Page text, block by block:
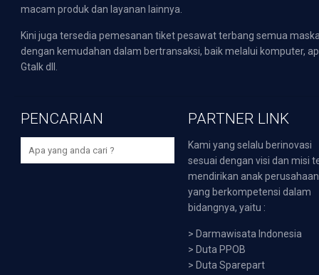
macam produk dan layanan lainnya.
Kini juga tersedia pemesanan tiket pesawat terbang semua
dengan kemudahan dalam bertransaksi, baik melalui komputer,
Gtalk dll.
PENCARIAN PARTNER LINK
Kami yang selalu berinovasi
sesuai dengan visi dan misi
mendirikan anak perusahaan
yang berkompetensi dalam
bidangnya, yaitu :
> Darmawisata Indonesia
> Duta PPOB
> Duta Sparepart